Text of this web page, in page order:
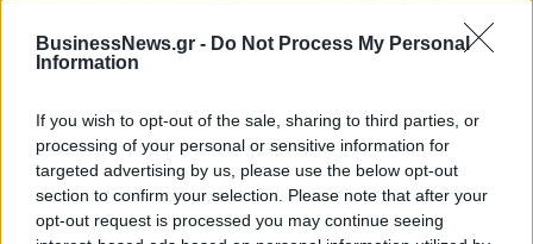
BusinessNews.gr - Do Not Process My Personal
Information
If you wish to opt-out of the sale, sharing to third parties, or
processing of your personal or sensitive information for
targeted advertising by us, please use the below opt-out
section to confirm your selection. Please note that after your
opt-out request is processed you may continue seeing
θρύλος του NBA
Βέγκας Έισις! (vids)
Χρηματιστήριο Αθηνών: Εβδομαδιαία άνοδος 1,76%, κέρδη 23,31%
από τις αρχές του έτους